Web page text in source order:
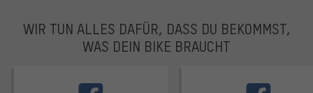
WIR TUN ALLES DAFÜR, DASS DU BEKOMMST,
WAS DEIN BIKE BRAUCHT